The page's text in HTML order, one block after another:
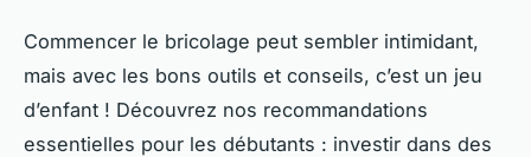
Commencer le bricolage peut sembler intimidant,
mais avec les bons outils et conseils, c’est un jeu
d’enfant ! Découvrez nos recommandations
essentielles pour les débutants : investir dans des